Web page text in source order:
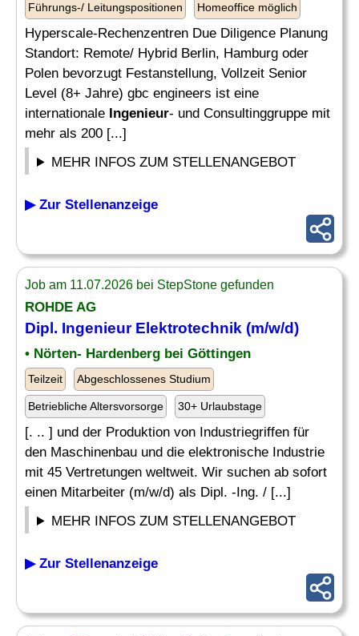
Führungs-/ Leitungspositionen Homeoffice möglich
Hyperscale-Rechenzentren Due Diligence Planung
Standort: Remote/ Hybrid Berlin, Hamburg oder
Polen bevorzugt Festanstellung, Vollzeit Senior
Level (8+ Jahre) gbc engineers ist eine
internationale Ingenieur- und Consultinggruppe mit
mehr als 200 [...]
MEHR INFOS ZUM STELLENANGEBOT
▶ Zur Stellenanzeige
Job am 11.07.2026 bei StepStone gefunden
ROHDE AG
Dipl. Ingenieur Elektrotechnik (m/w/d)
• Nörten- Hardenberg bei Göttingen
Teilzeit Abgeschlossenes Studium
Betriebliche Altersvorsorge 30+ Urlaubstage
[. .. ] und der Produktion von Industriegriffen für
den Maschinenbau und die elektronische Industrie
mit 45 Vertretungen weltweit. Wir suchen ab sofort
einen Mitarbeiter (m/w/d) als Dipl. -Ing. / [...]
MEHR INFOS ZUM STELLENANGEBOT
▶ Zur Stellenanzeige